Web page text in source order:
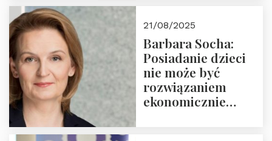
Nowego
Ćwierćwiecza”
21/08/2025
Barbara Socha:
Posiadanie dzieci
nie może być
rozwiązaniem
ekonomicznie